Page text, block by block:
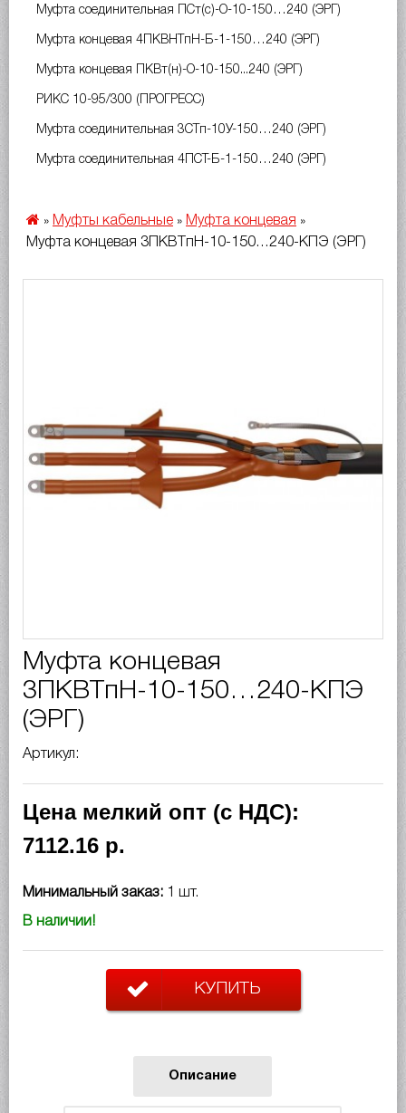
Муфта соединительная ПСт(с)-О-10-150…240 (ЭРГ)
Муфта концевая 4ПКВНТпН-Б-1-150…240 (ЭРГ)
Муфта концевая ПКВт(н)-О-10-150...240 (ЭРГ)
РИКС 10-95/300 (ПРОГРЕСС)
Муфта соединительная 3СТп-10У-150…240 (ЭРГ)
Муфта соединительная 4ПСТ-Б-1-150…240 (ЭРГ)
» Муфты кабельные » Муфта концевая »
Муфта концевая 3ПКВТпН-10-150…240-КПЭ (ЭРГ)
Муфта концевая
3ПКВТпН-10-150…240-КПЭ
(ЭРГ)
Артикул:
Цена мелкий опт (с НДС):
7112.16 р.
Минимальный заказ: 1 шт.
В наличии!
КУПИТЬ
Описание